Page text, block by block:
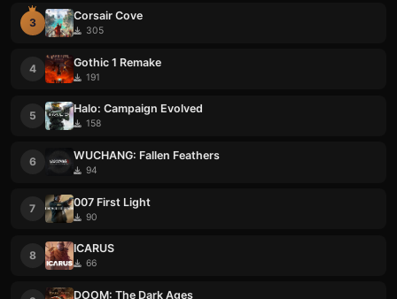
3 Corsair Cove
305
4 Gothic 1 Remake
191
5 Halo: Campaign Evolved
158
6 WUCHANG: Fallen Feathers
94
7 007 First Light
90
8 ICARUS
66
DOOM: The Dark Ages